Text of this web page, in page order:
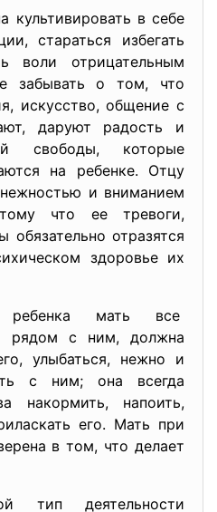
культивировать в себе
стараться избегать
воли отрицательным
забывать о том, что
искусство, общение с
даруют радость и
свободы, которые
на ребенке. Отцу
и вниманием
что ее тревоги,
отразятся
здоровье их
ребенка мать все
рядом с ним, должна
улыбаться, нежно и
с ним; она всегда
накормить, напоить,
его. Мать при
в том, что делает
тип деятельности